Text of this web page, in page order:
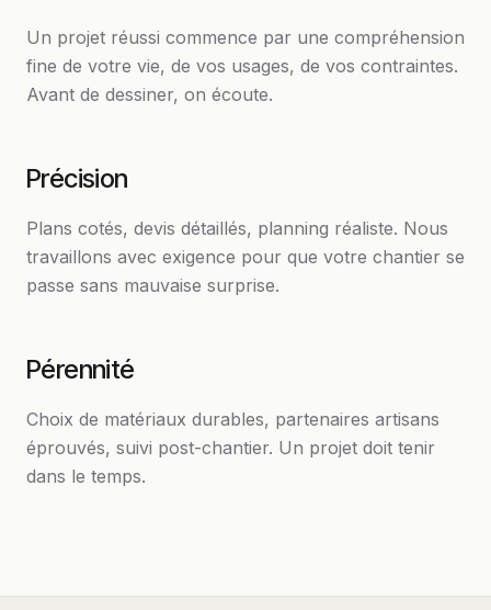
Un projet réussi commence par une compréhension
fine de votre vie, de vos usages, de vos contraintes.
Avant de dessiner, on écoute.
Précision
Plans cotés, devis détaillés, planning réaliste. Nous
travaillons avec exigence pour que votre chantier se
passe sans mauvaise surprise.
Pérennité
Choix de matériaux durables, partenaires artisans
éprouvés, suivi post-chantier. Un projet doit tenir
dans le temps.